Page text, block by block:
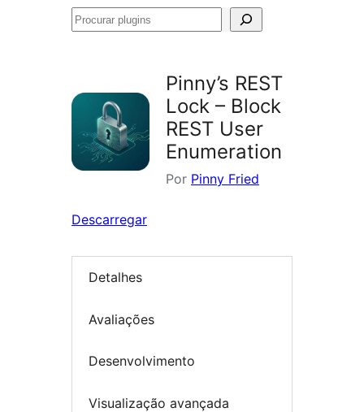
Procurar
Pinny’s REST
Lock – Block
REST User
Enumeration
Por Pinny Fried
Descarregar
Detalhes
Avaliações
Desenvolvimento
Visualização avançada